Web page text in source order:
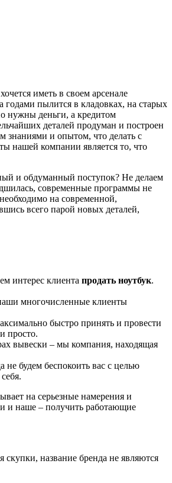
иметь в своем арсенале
годами пылится в кладовках, на старых
нужны деньги, а кредитом
деталей продуман и построен
знаниями и опытом, что делать с
нашей компании является то, что
и обдуманный поступок? Не делаем
современные программы не
на современной,
всего парой новых деталей,
интерес клиента продать ноутбук.
многочисленные клиенты
быстро принять и провести
просто.
вывески – мы компания, находящая
будем беспокоить вас с целью
на серьезные намерения и
и наше – получить работающие
название бренда не являются